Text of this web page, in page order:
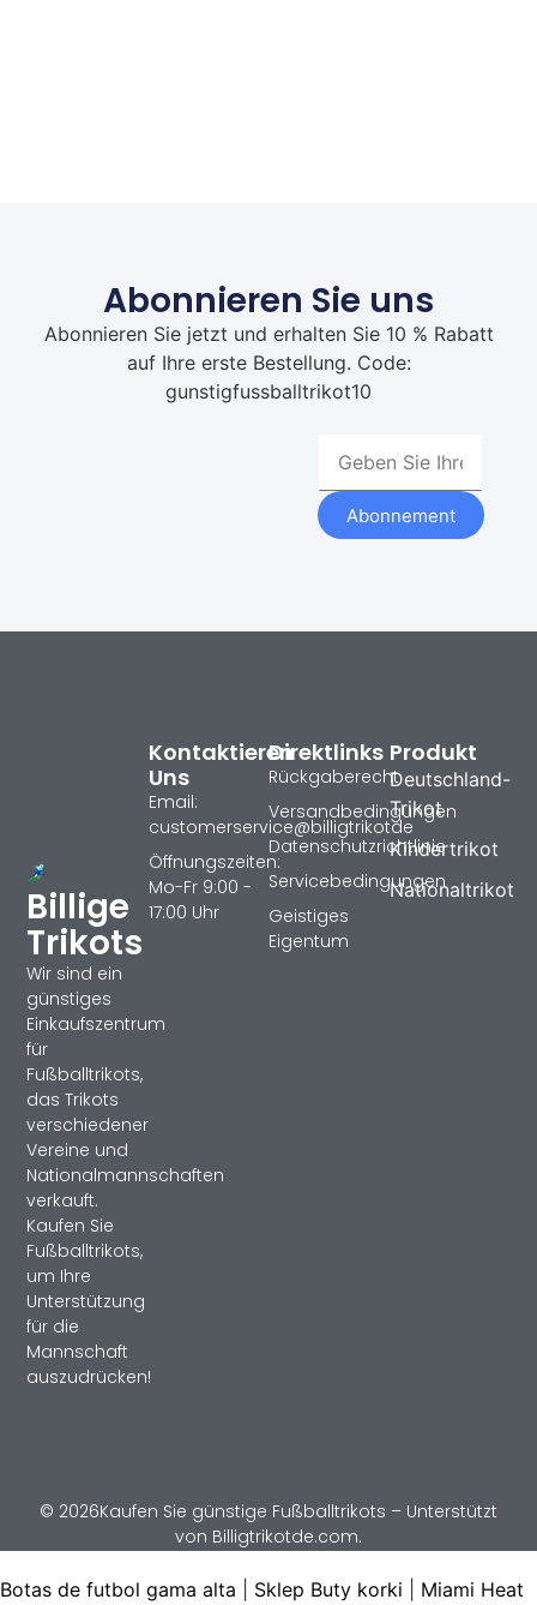
Abonnieren Sie uns
Abonnieren Sie jetzt und erhalten Sie 10 % Rabatt
auf Ihre erste Bestellung. Code:
gunstigfussballtrikot10
Abonnement
Billige
Trikots
Wir sind ein
günstiges
Einkaufszentrum
für
Fußballtrikots,
das Trikots
verschiedener
Vereine und
Nationalmannschaften
verkauft.
Kaufen Sie
Fußballtrikots,
um Ihre
Unterstützung
für die
Mannschaft
auszudrücken!
Produkt
Deutschland-
Trikot
Kindertrikot
Nationaltrikot
Direktlinks
Rückgaberecht
Versandbedingungen
Datenschutzrichtlinie
Servicebedingungen
Geistiges
Eigentum
Kontaktieren
Uns
Email:
customerservice@billigtrikotde
Öffnungszeiten:
Mo-Fr 9:00 -
17:00 Uhr
© 2026Kaufen Sie günstige Fußballtrikots – Unterstützt
von Billigtrikotde.com.
Botas de futbol gama alta Sklep Buty korki Miami Heat